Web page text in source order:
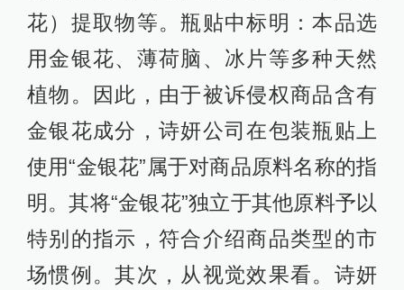
花）提取物等。瓶贴中标明：本品选
用金银花、薄荷脑、冰片等多种天然
植物。因此，由于被诉侵权商品含有
金银花成分，诗妍公司在包装瓶贴上
使用“金银花”属于对商品原料名称的指
明。其将“金银花”独立于其他原料予以
特别的指示，符合介绍商品类型的市
场惯例。其次，从视觉效果看。诗妍